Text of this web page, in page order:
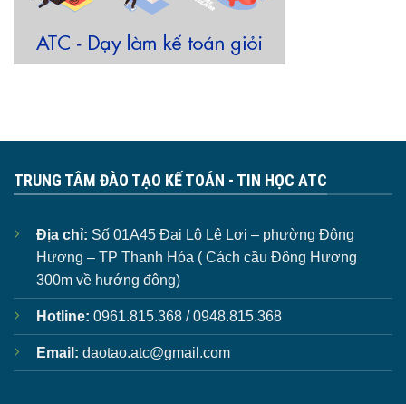
TRUNG TÂM ĐÀO TẠO KẾ TOÁN - TIN HỌC ATC
Địa chỉ: Số 01A45 Đại Lộ Lê Lợi – phường Đông
Hương – TP Thanh Hóa ( Cách cầu Đông Hương
300m về hướng đông)
Hotline: 0961.815.368 / 0948.815.368
Email: daotao.atc@gmail.com